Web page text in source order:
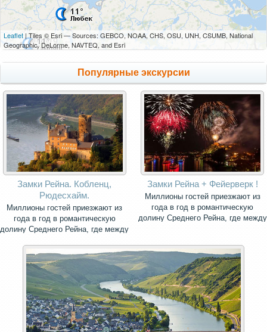
Leaflet| Tiles © Esri — Sources: GEBCO, NOAA, CHS, OSU, UNH, CSUMB, National
Geographic, DeLorme, NAVTEQ, and Esri
Популярные экскурсии
Замки Рейна. Кобленц,
Рюдесхайм.
Миллионы гостей приезжают из
года в год в романтическую
долину Среднего Рейна, где между
сохранилось самое большое число
средневековых замков во всём
мире.
Замки Рейна + Фейерверк !
Миллионы гостей приезжают из
года в год в романтическую
долину Среднего Рейна, где между
средневековых замков во всём
мире.